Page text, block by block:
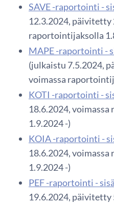
SAVE -raportointi -
12.3.2024, päivitetty
raportointijaksolla
MAPE -raportointi -
(julkaistu 7.5.2024,
voimassa
KOTI -raportointi -
18.6.2024,
1.9.2024 -)
KOIA -raportointi -
18.6.2024,
1.9.2024 -)
PEF -raportointi -
19.6.2024, päivitetty